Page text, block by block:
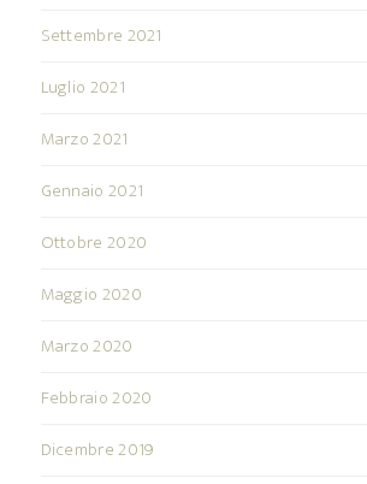
Settembre 2021
Luglio 2021
Marzo 2021
Gennaio 2021
Ottobre 2020
Maggio 2020
Marzo 2020
Febbraio 2020
Dicembre 2019